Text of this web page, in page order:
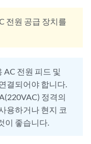
전원 공급 장치를
AC 전원 피드 및
결되어야 합니다.
정격의
용하거나 현지 코
이 좋습니다.